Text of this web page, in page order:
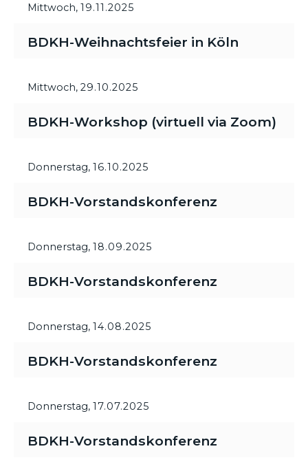
Mittwoch, 19.11.2025
BDKH-Weihnachtsfeier in Köln
Mittwoch, 29.10.2025
BDKH-Workshop (virtuell via Zoom)
Donnerstag, 16.10.2025
BDKH-Vorstandskonferenz
Donnerstag, 18.09.2025
BDKH-Vorstandskonferenz
Donnerstag, 14.08.2025
BDKH-Vorstandskonferenz
Donnerstag, 17.07.2025
BDKH-Vorstandskonferenz